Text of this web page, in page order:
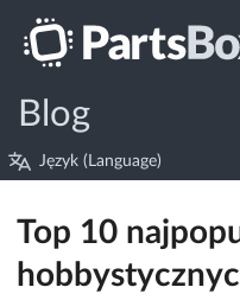
Blog
Język (Language)
Top 10